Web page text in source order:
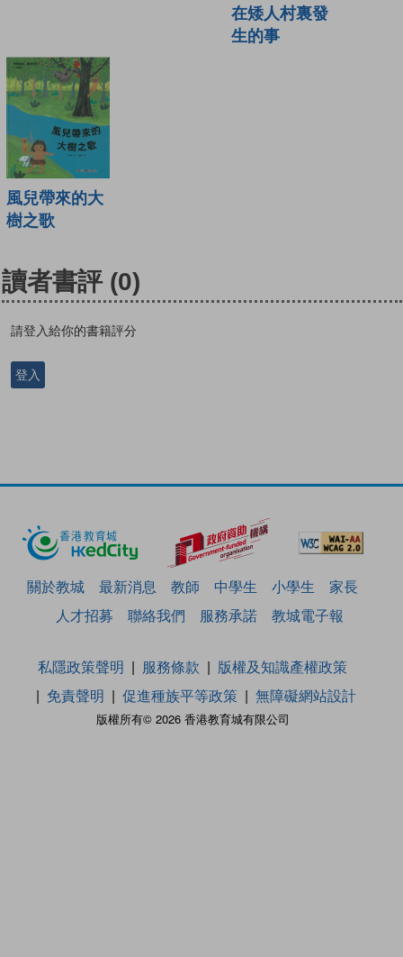
在矮人村裏發
生的事
風兒帶來的大
樹之歌
讀者書評 (0)
請登入給你的書籍評分
登入
關於教城 最新消息 教師 中學生 小學生
家長
人才招募
聯絡我們 服務承諾 教城電子報
版權所有© 2026 香港教育城有限公司
私隱政策聲明 服務條款
版權及知識產權政策
免責聲明
促進種族平等政策 無障礙網站設計